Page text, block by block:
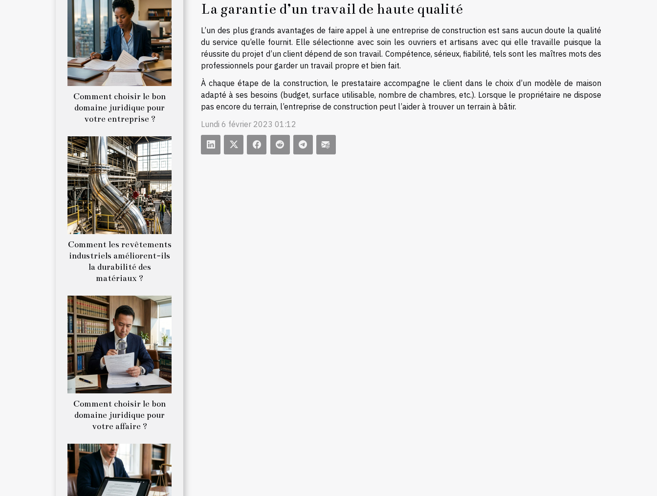
Comment choisir le bon
domaine juridique pour
votre entreprise ?
Comment les revêtements
industriels améliorent-ils
la durabilité des
matériaux ?
Comment choisir le bon
domaine juridique pour
votre affaire ?
La garantie d’un travail de haute qualité
L’un des plus grands avantages de faire appel à une entreprise de construction est sans aucun doute la qualité
du service qu’elle fournit. Elle sélectionne avec soin les ouvriers et artisans avec qui elle travaille puisque la
réussite du projet d’un client dépend de son travail. Compétence, sérieux, fiabilité, tels sont les maîtres mots des
professionnels pour garder un travail propre et bien fait.
À chaque étape de la construction, le prestataire accompagne le client dans le choix d’un modèle de maison
adapté à ses besoins (budget, surface utilisable, nombre de chambres, etc.). Lorsque le propriétaire ne dispose
pas encore du terrain, l’entreprise de construction peut l’aider à trouver un terrain à bâtir.
Lundi 6 février 2023 01:12